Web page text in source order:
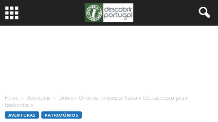
Home Aventuras
Douro – Onde os homens se fizeram Deuses e esculpiram
horizontes e...
AVENTURAS PATRIMÓNIOS